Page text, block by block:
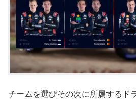
チームを選びその次に所属するド